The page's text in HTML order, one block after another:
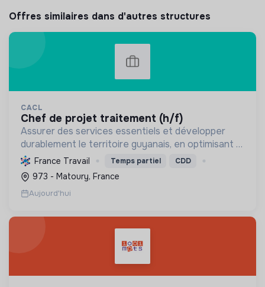
Offres similaires dans d'autres structures
CACL
chef de projet traitement (h/f)
Assurer des services essentiels et développer
durablement le territoire guyanais, en optimisant la
gestion des ressources et en promouvant la
transition écologique et sociale.
France Travail Temps partiel CDD
973 - Matoury, France
Aujourd'hui